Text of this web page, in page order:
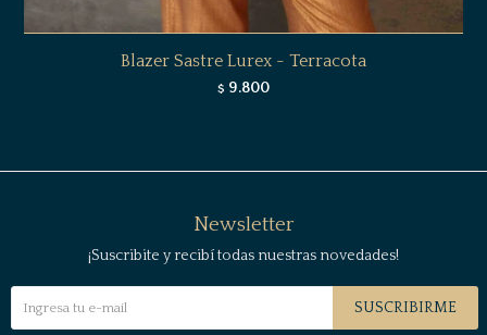
Blazer Sastre Lurex - Terracota
$ 9.800
Newsletter
¡Suscribite y recibí todas nuestras novedades!
SUSCRIBIRME